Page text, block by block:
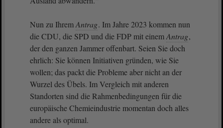
Nun zu IhremAntrag. Im Jahre 2023 kommen nun
die CDU, die SPD und die FDP mit einemAntrag,
der den ganzen Jammer offenbart. Seien Sie doch
ehrlich: Sie können Initiativen gründen, wie Sie
wollen; das packt die Probleme aber nicht an der
Wurzel des Übels. Im Vergleich mit anderen
Standorten sind die Rahmenbedingungen für die
europäische Chemieindustrie momentan doch alles
andere als optimal.